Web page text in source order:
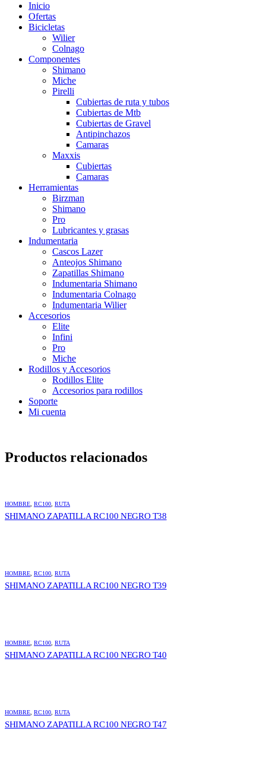
Inicio
Ofertas
Bicicletas
Wilier
Colnago
Componentes
Shimano
Miche
Pirelli
Cubiertas de ruta y tubos
Cubiertas de Mtb
Cubiertas de Gravel
Antipinchazos
Camaras
Maxxis
Cubiertas
Camaras
Herramientas
Birzman
Shimano
Pro
Lubricantes y grasas
Indumentaria
Cascos Lazer
Anteojos Shimano
Zapatillas Shimano
Indumentaria Shimano
Indumentaria Colnago
Indumentaria Wilier
Accesorios
Elite
Infini
Pro
Miche
Rodillos y Accesorios
Rodillos Elite
Accesorios para rodillos
Soporte
Mi cuenta
Productos relacionados
HOMBRE RC100 RUTA
SHIMANO ZAPATILLA RC100 NEGRO T38
HOMBRE RC100 RUTA
SHIMANO ZAPATILLA RC100 NEGRO T39
HOMBRE RC100 RUTA
SHIMANO ZAPATILLA RC100 NEGRO T40
HOMBRE RC100 RUTA
SHIMANO ZAPATILLA RC100 NEGRO T47